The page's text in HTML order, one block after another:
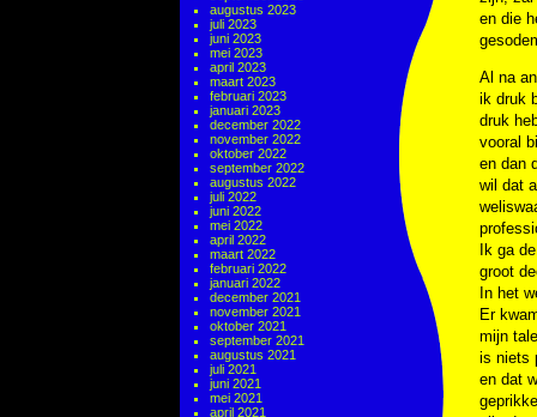
augustus 2023
juli 2023
juni 2023
mei 2023
april 2023
maart 2023
februari 2023
januari 2023
december 2022
november 2022
oktober 2022
september 2022
augustus 2022
juli 2022
juni 2022
mei 2022
april 2022
maart 2022
februari 2022
januari 2022
december 2021
november 2021
oktober 2021
september 2021
augustus 2021
juli 2021
juni 2021
mei 2021
april 2021
en die
Al na
ik druk
druk
vooral
en dan
wil dat
Ik ga
groot
In het
Er
mijn
is niets
en dat